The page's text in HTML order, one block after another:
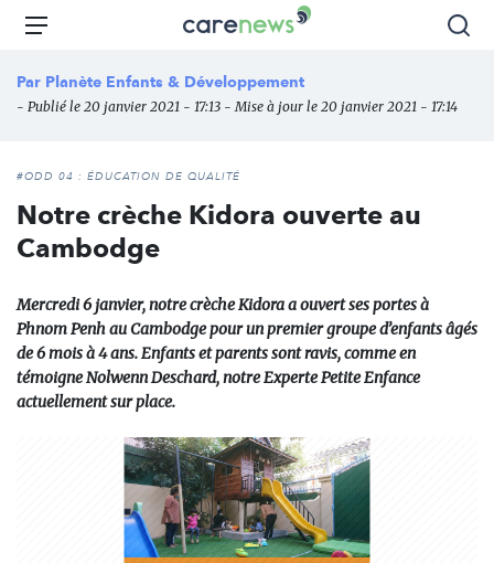
Aller
principal
Carenews,
média
des
l'engagement
Menu
Par Planète Enfants & Développement
- Publié le 20 janvier 2021 - 17:13 - Mise à jour le 20 janvier 2021 - 17:14
#ODD 04 : ÉDUCATION DE QUALITÉ
Notre crèche Kidora ouverte au
Cambodge
Mercredi 6 janvier, notre crèche Kidora a ouvert ses portes à
Phnom Penh au Cambodge pour un premier groupe d’enfants âgés
de 6 mois à 4 ans. Enfants et parents sont ravis, comme en
témoigne Nolwenn Deschard, notre Experte Petite Enfance
actuellement sur place.